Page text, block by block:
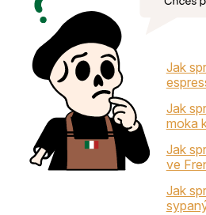
Jak
Jak
moka
Jak
ve
Jak